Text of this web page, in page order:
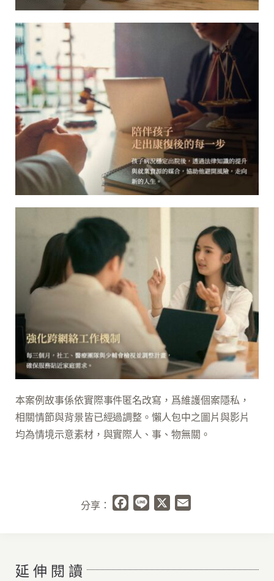
本案例故事係依實際事件匿名改寫，爲維護個案隱私，
相關情節與背景皆已經過調整。懶人包中之圖片與影片
均為情境示意素材，與實際人、事、物無關。
分享： Facebook
Line
延 伸 閱 讀